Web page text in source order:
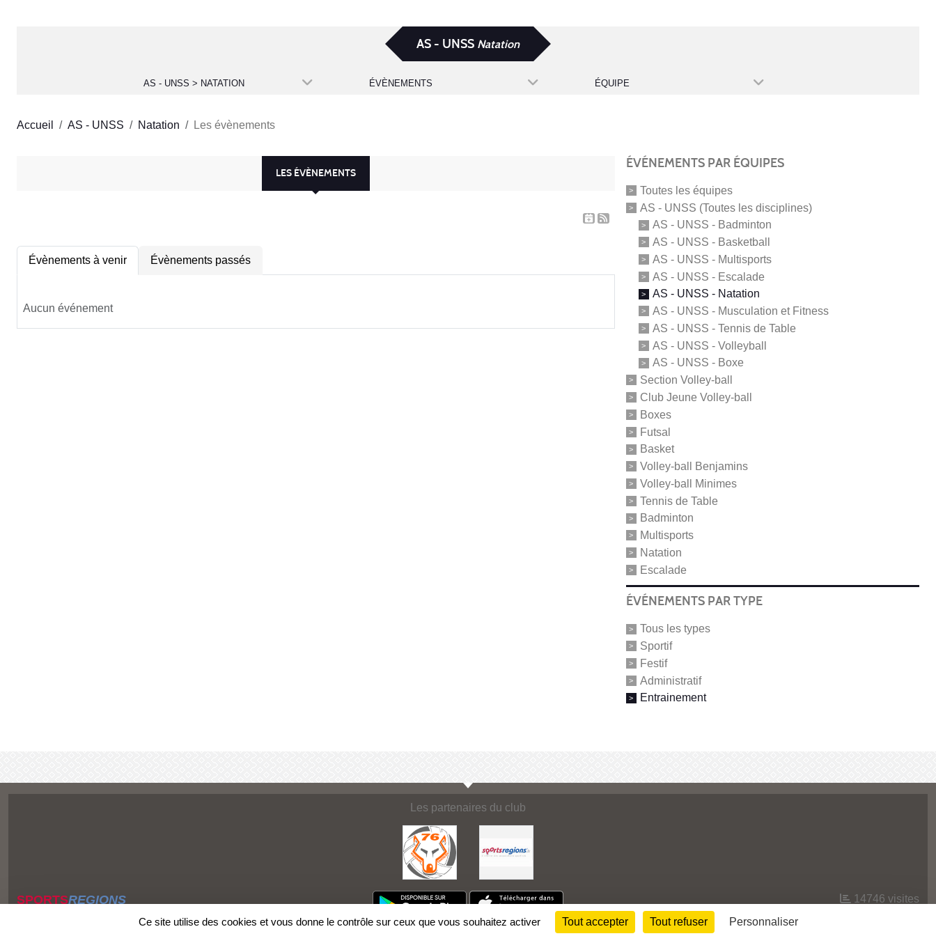
AS - UNSS Natation
AS - UNSS > NATATION ÉVÈNEMENTS ÉQUIPE
Accueil AS - UNSS Natation Les évènements
LES ÉVÈNEMENTS
Évènements à venir Évènements passés
Aucun événement
ÉVÉNEMENTS PAR ÉQUIPES
Toutes les équipes
AS - UNSS (Toutes les disciplines)
AS - UNSS - Badminton
AS - UNSS - Basketball
AS - UNSS - Multisports
AS - UNSS - Escalade
AS - UNSS - Natation
AS - UNSS - Musculation et Fitness
AS - UNSS - Tennis de Table
AS - UNSS - Volleyball
AS - UNSS - Boxe
Section Volley-ball
Club Jeune Volley-ball
Boxes
Futsal
Basket
Volley-ball Benjamins
Volley-ball Minimes
Tennis de Table
Badminton
Multisports
Natation
Escalade
ÉVÉNEMENTS PAR TYPE
Tous les types
Sportif
Festif
Administratif
Entrainement
Les partenaires du club
SPORTSREGIONS 14746 visites
Ce site utilise des cookies et vous donne le contrôle sur ceux que vous souhaitez activer Tout accepter Tout refuser Personnaliser